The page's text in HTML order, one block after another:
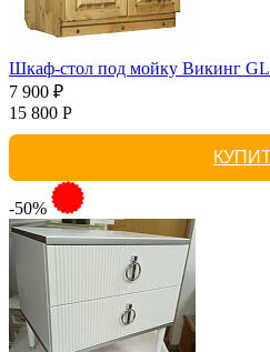
Шкаф-стол под мойку Викинг
7 900 ₽
15 800 Р
-50%